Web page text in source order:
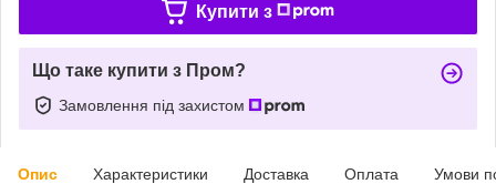
Купити з
Що таке купити з Пром?
Замовлення під захистом
Опис Характеристики Доставка Оплата Умови